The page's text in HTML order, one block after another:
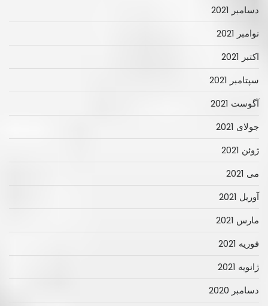
دسامبر 2021
نوامبر 2021
اکتبر 2021
سپتامبر 2021
آگوست 2021
جولای 2021
ژوئن 2021
می 2021
آوریل 2021
مارس 2021
فوریه 2021
ژانویه 2021
دسامبر 2020